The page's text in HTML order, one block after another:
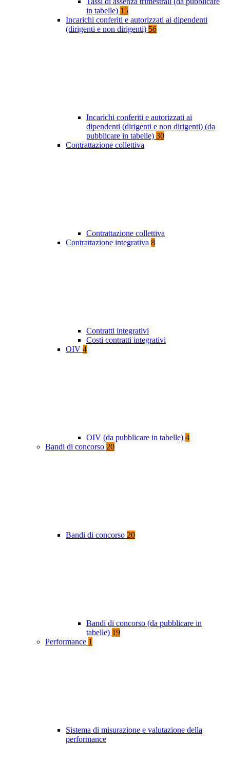
in tabelle) 15
Incarichi conferiti e autorizzati ai dipendenti
(dirigenti e non dirigenti) 56
Incarichi conferiti e autorizzati ai
dipendenti (dirigenti e non dirigenti) (da
pubblicare in tabelle) 30
Contrattazione collettiva
Contrattazione collettiva
Contrattazione integrativa 8
Contratti integrativi
Costi contratti integrativi
OIV 4
OIV (da pubblicare in tabelle) 4
Bandi di concorso 20
Bandi di concorso 20
Bandi di concorso (da pubblicare in
tabelle) 19
Performance 1
Sistema di misurazione e valutazione della
performance